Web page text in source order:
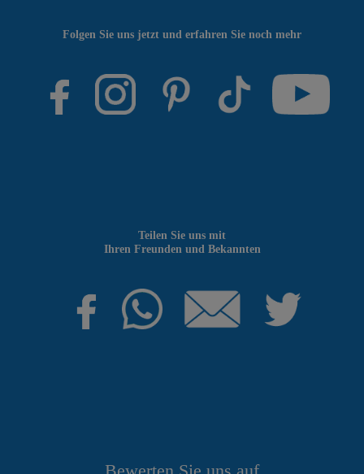
Teilen Sie uns mit
Ihren Freunden und Bekannten
Folgen Sie uns jetzt und erfahren Sie noch mehr